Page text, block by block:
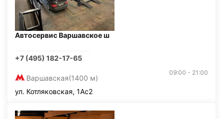
Автосервис Варшавское ш
+7 (495) 182-17-65
Варшавская(1400 м)
09:00 - 21:00
ул. Котляковская, 1Ас2